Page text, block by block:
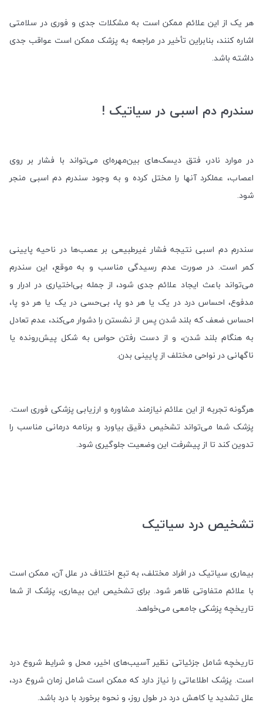
هر یک از این علائم ممکن است به مشکلات جدی و فوری در سلامتی
اشاره کنند، بنابراین تأخیر در مراجعه به پزشک ممکن است عواقب جدی
داشته باشد.
سندرم دم اسبی در سیاتیک !
در موارد نادر، فتق دیسک‌های بین‌مهره‌ای می‌تواند با فشار بر روی
اعصاب، عملکرد آنها را مختل کرده و به وجود سندرم دم اسبی منجر
شود.
سندرم دم اسبی نتیجه فشار غیرطبیعی بر عصب‌ها در ناحیه پایینی
کمر است. در صورت عدم رسیدگی مناسب و به موقع، این سندرم
می‌تواند باعث ایجاد علائم جدی شود، از جمله بی‌اختیاری در ادرار و
مدفوع، احساس درد در یک یا هر دو پا، بی‌حسی در یک یا هر دو پا،
احساس ضعف که بلند شدن پس از نشستن را دشوار می‌کند، عدم تعادل
به هنگام بلند شدن، و از دست رفتن حواس به شکل پیش‌رونده یا
ناگهانی در نواحی مختلف از پایینی بدن.
هرگونه تجربه از این علائم نیازمند مشاوره و ارزیابی پزشکی فوری است.
پزشک شما می‌تواند تشخیص دقیق بیاورد و برنامه درمانی مناسب را
تدوین کند تا از پیشرفت این وضعیت جلوگیری شود.
تشخیص درد سیاتیک
بیماری سیاتیک در افراد مختلف، به تبع اختلاف در علل آن، ممکن است
با علائم متفاوتی ظاهر شود. برای تشخیص این بیماری، پزشک از شما
تاریخچه پزشکی جامعی می‌خواهد.
تاریخچه شامل جزئیاتی نظیر آسیب‌های اخیر، محل و شرایط شروع درد
است. پزشک اطلاعاتی را نیاز دارد که ممکن است شامل زمان شروع درد،
علل تشدید یا کاهش درد در طول روز، و نحوه برخورد با درد باشد.